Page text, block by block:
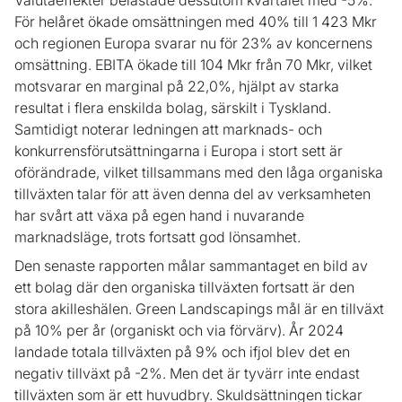
För helåret ökade omsättningen med 40% till 1 423 Mkr
och regionen Europa svarar nu för 23% av koncernens
omsättning. EBITA ökade till 104 Mkr från 70 Mkr, vilket
motsvarar en marginal på 22,0%, hjälpt av starka
resultat i flera enskilda bolag, särskilt i Tyskland.
Samtidigt noterar ledningen att marknads- och
konkurrensförutsättningarna i Europa i stort sett är
oförändrade, vilket tillsammans med den låga organiska
tillväxten talar för att även denna del av verksamheten
har svårt att växa på egen hand i nuvarande
marknadsläge, trots fortsatt god lönsamhet.
Den senaste rapporten målar sammantaget en bild av
ett bolag där den organiska tillväxten fortsatt är den
stora akilleshälen. Green Landscapings mål är en tillväxt
på 10% per år (organiskt och via förvärv). År 2024
landade totala tillväxten på 9% och ifjol blev det en
negativ tillväxt på -2%. Men det är tyvärr inte endast
tillväxten som är ett huvudbry. Skuldsättningen tickar